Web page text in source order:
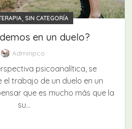
, SIN CATEGORÍA
en un duelo?
Adminpco
psicoanalítica, se
el trabajo de un duelo en un
que es mucho más que la
su...